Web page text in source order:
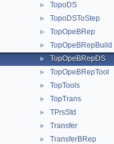
► TopoDS
► TopoDSToStep
► TopOpeBRep
► TopOpeBRepBuild
► TopOpeBRepDS
► TopOpeBRepTool
► TopTools
► TopTrans
► TPrsStd
► Transfer
► TransferBRep